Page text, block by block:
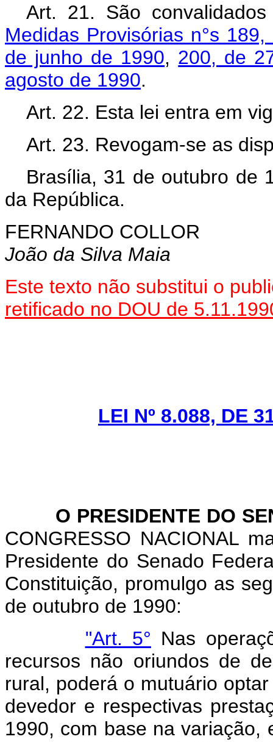
Art. 21. São
Medidas Provisórias n°s
de junho de 1990, 200, de
agosto de 1990.
Art. 22. Esta lei entra em
Art. 23. Revogam-se as
Brasília, 31 de outubro de
da República.
FERNANDO COLLOR
João da Silva Maia
Este texto não substitui o
retificado no DOU de
LEI Nº 8.088, DE
O PRESIDENTE DO
CONGRESSO NACIONAL
Presidente do Senado
Constituição, promulgo as
de outubro de 1990:
"Art. 5° Nas
recursos não oriundos de
rural, poderá o mutuário
devedor e respectivas
1990, com base na variação,